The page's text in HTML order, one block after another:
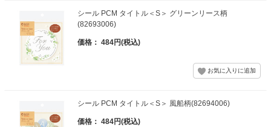
シール PCM タイトル＜S＞ グリーンリース柄
(82693006)
価格： 484円(税込)
シール PCM タイトル＜S＞ 風船柄(82694006)
価格： 484円(税込)